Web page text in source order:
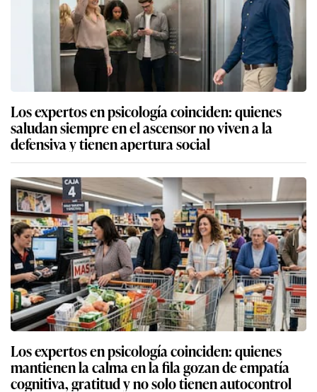
Los expertos en psicología coinciden: quienes
saludan siempre en el ascensor no viven a la
defensiva y tienen apertura social
Los expertos en psicología coinciden: quienes
mantienen la calma en la fila gozan de empatía
cognitiva, gratitud y no solo tienen autocontrol